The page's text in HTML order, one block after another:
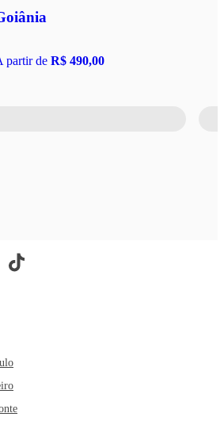
partir de R$ 490,00